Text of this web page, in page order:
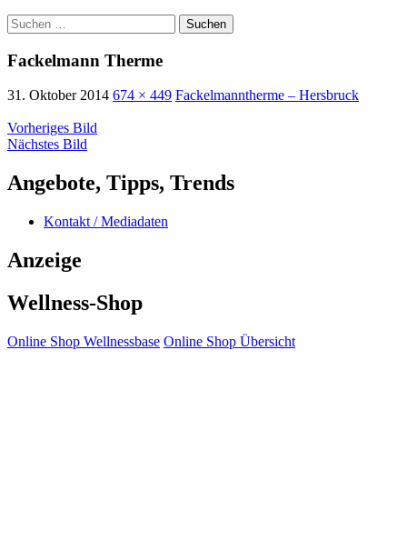
Suchen
nach:
Fackelmann Therme
31. Oktober 2014 674 × 449 Fackelmanntherme – Hersbruck
Vorheriges Bild
Nächstes Bild
Angebote, Tipps, Trends
Kontakt / Mediadaten
Anzeige
Wellness-Shop
Online Shop Wellnessbase Online Shop Übersicht